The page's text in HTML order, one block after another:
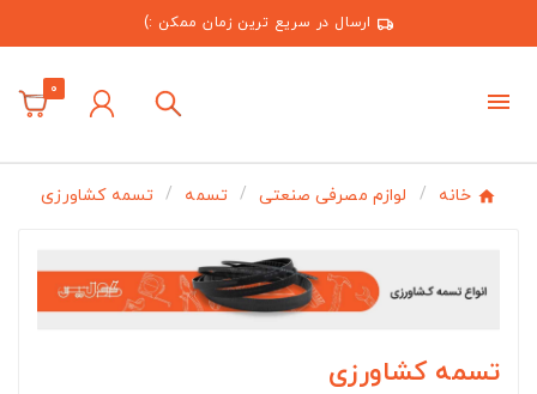
ارسال در سریع ترین زمان ممکن :)
0
خانه لوازم مصرفی صنعتی تسمه تسمه کشاورزی
تسمه کشاورزی